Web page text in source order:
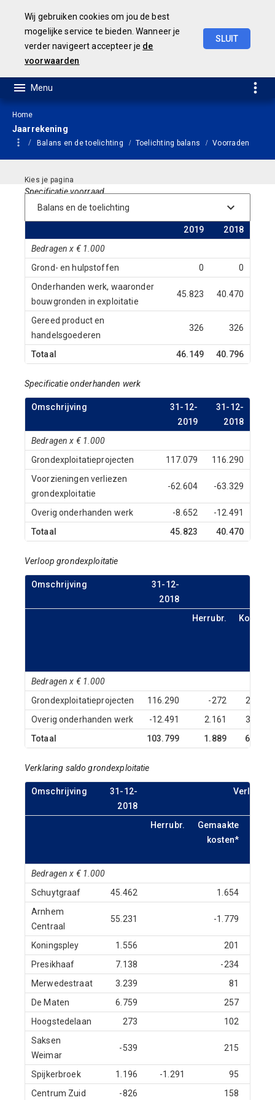
Home
Jaarrekening
Balans en de toelichting Toelichting balans Voorraden
Specificatie voorraad
2019
2018
Bedragen x € 1.000
Grond- en hulpstoffen
0
0
Onderhanden werk, waaronder
bouwgronden in exploitatie
45.823 40.470
Gereed product en
handelsgoederen
326 326
Totaal 46.149 40.796
Specificatie onderhanden werk
Omschrijving
31-12-
2019
31-12-
2018
Bedragen x € 1.000
Grondexploitatieprojecten
117.079
116.290
Voorzieningen verliezen
grondexploitatie
-62.604 -63.329
Overig onderhanden werk -8.652
-12.491
Totaal
45.823 40.470
Verloop grondexploitatie
Omschrijving
31-12-
2018
Herrubr. Kosten
Bedragen x € 1.000
Grondexploitatieprojecten
116.290 -272
2.921
Overig onderhanden werk
-12.491 2.161
3.149
Totaal
103.799 1.889 6.070
Verklaring saldo grondexploitatie
Omschrijving
31-12-
2018
Verloop
Herrubr.
Gemaakte
kosten*
Bedragen x € 1.000
Schuytgraaf
45.462
1.654
Arnhem
Centraal
55.231 -1.779
Koningspley 1.556
201
Presikhaaf
7.138
-234
Merwedestraat
3.239
81
De Maten
6.759
257
Hoogstedelaan
273
102
Saksen
Weimar
-539 215
Spijkerbroek 1.196 -1.291
95
Centrum Zuid
-826 158
Wij gebruiken cookies om jou de best
mogelijke service te bieden. Wanneer je
verder navigeert accepteer je de
voorwaarden
SLUIT